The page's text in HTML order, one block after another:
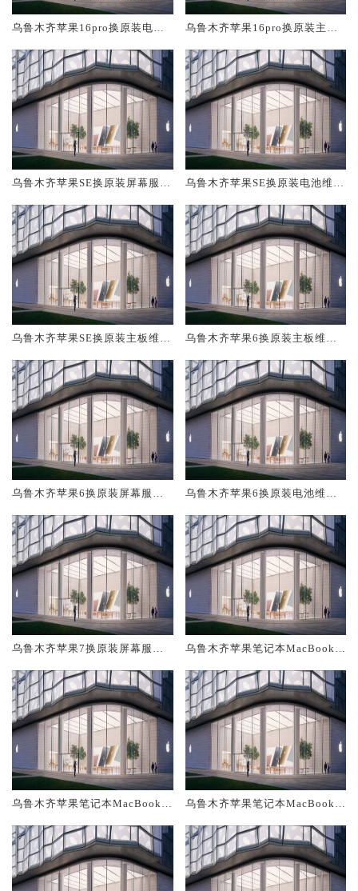
乌鲁木齐苹果16pro换原装电池
乌鲁木齐苹果16pro换原装主板
乌鲁木齐苹果SE换原装屏幕服务
乌鲁木齐苹果SE换原装电池维修
乌鲁木齐苹果SE换原装主板维修
乌鲁木齐苹果6换原装主板维修
乌鲁木齐苹果6换原装屏幕服务
乌鲁木齐苹果6换原装电池维修
乌鲁木齐苹果7换原装屏幕服务
乌鲁木齐苹果笔记本MacBook A
乌鲁木齐苹果笔记本MacBook A
钱
乌鲁木齐苹果笔记本MacBook A
钱